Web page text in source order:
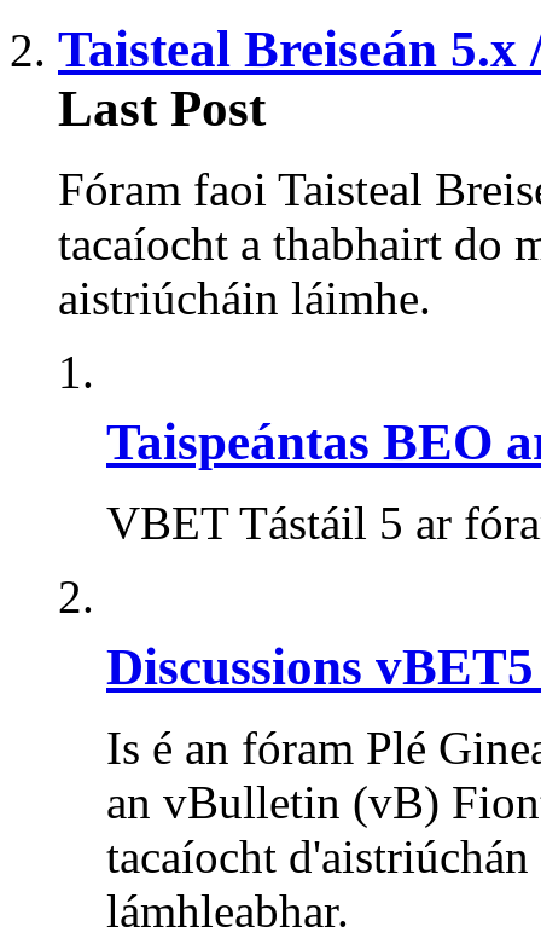
Taisteal Breiseán 5.x
Last Post
Fóram faoi Taisteal
tacaíocht a thabhairt do
aistriúcháin láimhe.
Taispeántas BEO
VBET Tástáil 5 ar
Discussions
Is é an fóram Plé
an vBulletin (vB)
tacaíocht
lámhleabhar.